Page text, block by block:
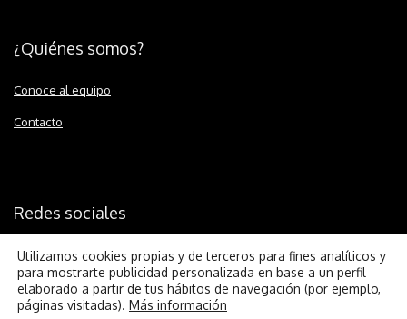
¿Quiénes somos?
Conoce al equipo
Contacto
Redes sociales
Utilizamos cookies propias y de terceros para fines analíticos y
para mostrarte publicidad personalizada en base a un perfil
elaborado a partir de tus hábitos de navegación (por ejemplo,
páginas visitadas). Más información